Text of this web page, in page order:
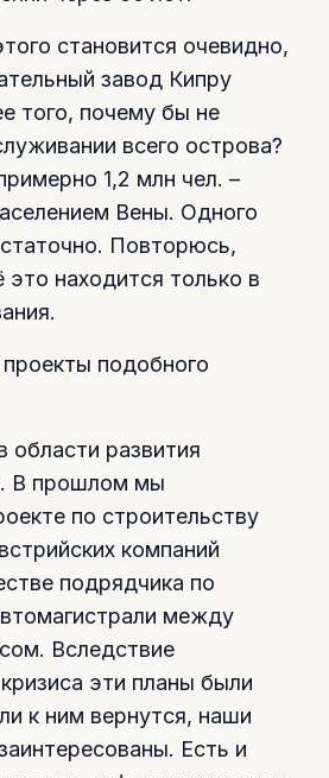
становится очевидно,
завод Кипру
того, почему бы не
всего острова?
1,2 млн чел. –
Вены. Одного
Повторюсь,
это находится только в
подобного
области развития
В прошлом мы
по строительству
компаний
подрядчика по
между
Вследствие
эти планы были
к ним вернутся, наши
Есть и